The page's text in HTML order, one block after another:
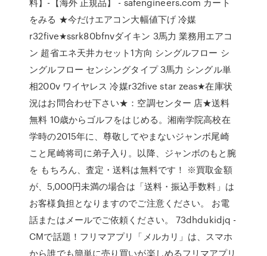
をみる ★今だけエアコン大幅値下げ 冷媒
r32five★ssrk80bfnvダイキン 3馬力 業務用エアコ
ン 超省エネ天井カセット1方向 シングルフロー シ
ングルフロー センシングタイプ 3馬力 シングル単
相200v ワイヤレス 冷媒r32five star zeas★在庫状
況はお問合わせ下さい★：空調センター 店★送料
無料 10歳からゴルフをはじめる。湘南学院高校在
学時の2015年に、尊敬してやまないジャンボ尾崎
こと尾崎将司に弟子入り。以降、ジャンボのもと腕
を もちろん、査定・送料は無料です！ ※買取金額
が、5,000円未満の場合は「送料・振込手数料」は
お客様負担となりますのでご注意ください。 お電
話またはメールでご依頼ください。 73dhdukidjq -
CMで話題！フリマアプリ「メルカリ」は、スマホ
から誰でも簡単に売り買いが楽しめるフリマアプリ